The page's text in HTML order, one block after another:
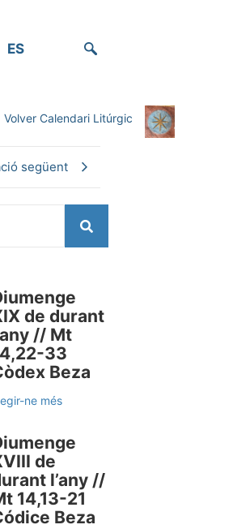
ES
Volver Calendari Litúrgic
següent
de durant
// Mt
33
Beza
ne més
de
l’any //
14,13-21
Beza